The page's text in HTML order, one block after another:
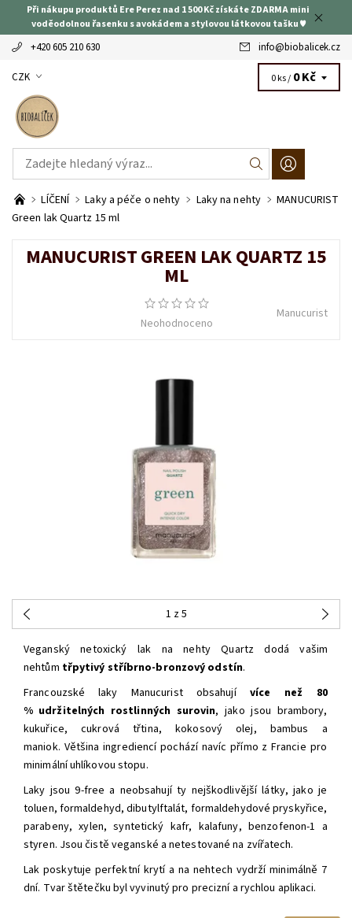
Při nákupu produktů Ere Perez nad 1 500 Kč získáte ZDARMA mini
voděodolnou řasenku s avokádem a stylovou látkovou tašku ♥
+420 605 210 630 info@biobalicek.cz
CZK 0 ks / 0 Kč
LÍČENÍ Laky a péče o nehty Laky na nehty
MANUCURIST
Green lak Quartz 15 ml
MANUCURIST GREEN LAK QUARTZ 15
ML
Neohodnoceno
Manucurist
1 z 5
Veganský netoxický lak na nehty Quartz dodá vašim
nehtům třpytivý stříbrno-bronzový odstín.
Francouzské laky Manucurist obsahují více než 80
% udržitelných rostlinných surovin, jako jsou brambory,
kukuřice, cukrová třtina, kokosový olej, bambus a
maniok. Většina ingrediencí pochází navíc přímo z Francie pro
minimální uhlíkovou stopu.
Laky jsou 9-free a neobsahují ty nejškodlivější látky, jako je
toluen, formaldehyd, dibutylftalát, formaldehydové pryskyřice,
parabeny, xylen, syntetický kafr, kalafuny, benzofenon-1 a
styren. Jsou čistě veganské a netestované na zvířatech.
Lak poskytuje perfektní krytí a na nehtech vydrží minimálně 7
dní. Tvar štětečku byl vyvinutý pro precizní a rychlou aplikaci.